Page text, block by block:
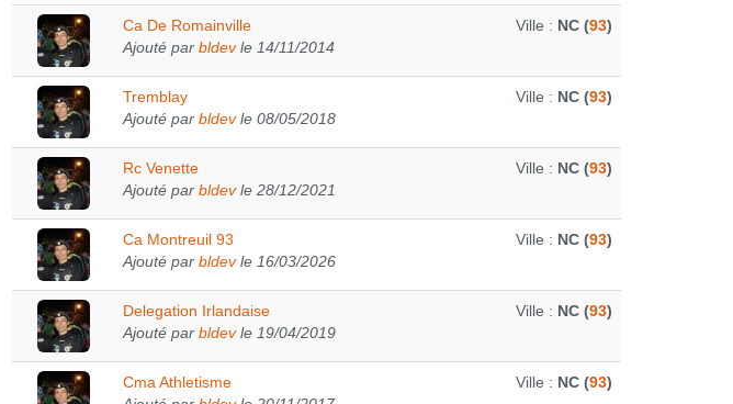
Ca De Romainville
Ajouté par bldevle 14/11/2014
Ville : NC (93)
Tremblay
Ajouté par bldevle 08/05/2018
Ville : NC (93)
Rc Venette
Ajouté par bldevle 28/12/2021
Ville : NC (93)
Ca Montreuil 93
Ajouté par bldevle 16/03/2026
Ville : NC (93)
Delegation Irlandaise
Ajouté par bldevle 19/04/2019
Ville : NC (93)
Cma Athletisme
Ville : NC (93)